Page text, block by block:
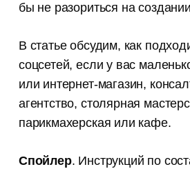
бы не разориться на
В статье обсудим, как
соцсетей, если у вас
или интернет-магазин,
агентство, столярная
парикмахерская или кафе.
Спойлер. Инструкций по